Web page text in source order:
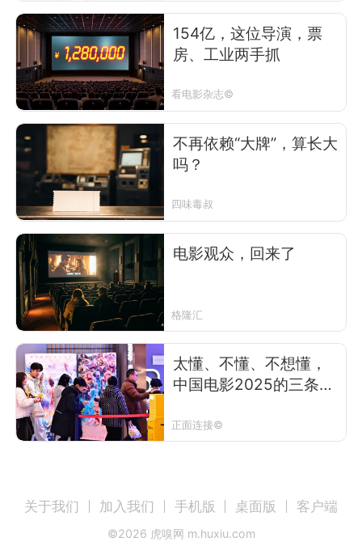
154亿，这位导演，票
房、工业两手抓
看电影杂志©
不再依赖“大牌”，算长大
吗？
四味毒叔
电影观众，回来了
格隆汇
太懂、不懂、不想懂，
中国电影2025的三条岔
正面连接©
关于我们 加入我们 手机版 桌面版 客户端
©2026 虎嗅网 m.huxiu.com